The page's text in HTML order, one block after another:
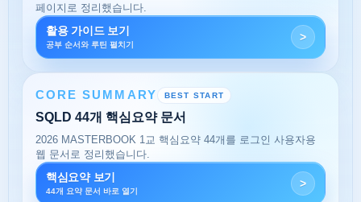
페이지로 정리했습니다.
활용 가이드 보기
공부 순서와 루틴 펼치기
>
CORE SUMMARY BEST START
SQLD 44개 핵심요약 문서
2026 MASTERBOOK 1교 핵심요약 44개를 로그인 사용자용
웹 문서로 정리했습니다.
핵심요약 보기
44개 요약 문서 바로 열기
>